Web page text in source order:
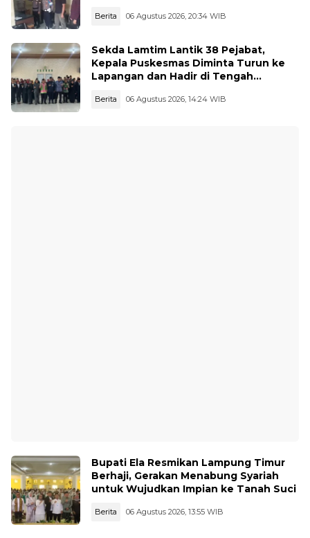
Berita 06 Agustus 2026, 20:34 WIB
Sekda Lamtim Lantik 38 Pejabat,
Kepala Puskesmas Diminta Turun ke
Lapangan dan Hadir di Tengah
Berita 06 Agustus 2026, 14:24 WIB
Bupati Ela Resmikan Lampung Timur
Berhaji, Gerakan Menabung Syariah
untuk Wujudkan Impian ke Tanah Suci
Berita 06 Agustus 2026, 13:55 WIB